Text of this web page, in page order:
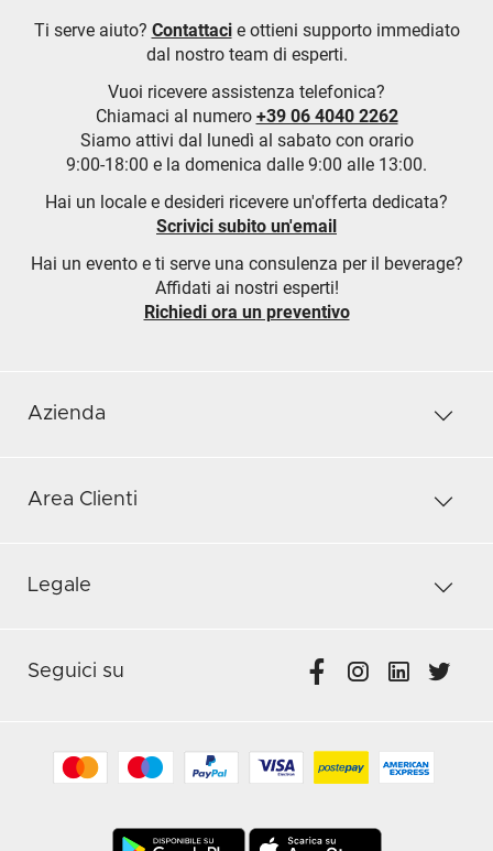
Ti serve aiuto? Contattacie ottieni supporto immediato
dal nostro team di esperti.
Vuoi ricevere assistenza telefonica?
Chiamaci al numero +39 06 4040 2262
Siamo attivi dal lunedì al sabato con orario
9:00-18:00 e la domenica dalle 9:00 alle 13:00.
Hai un locale e desideri ricevere un'offerta dedicata?
Scrivici subito un'email
Hai un evento e ti serve una consulenza per il beverage?
Affidati ai nostri esperti!
Richiedi ora un preventivo
Azienda
Area Clienti
Legale
Seguici su